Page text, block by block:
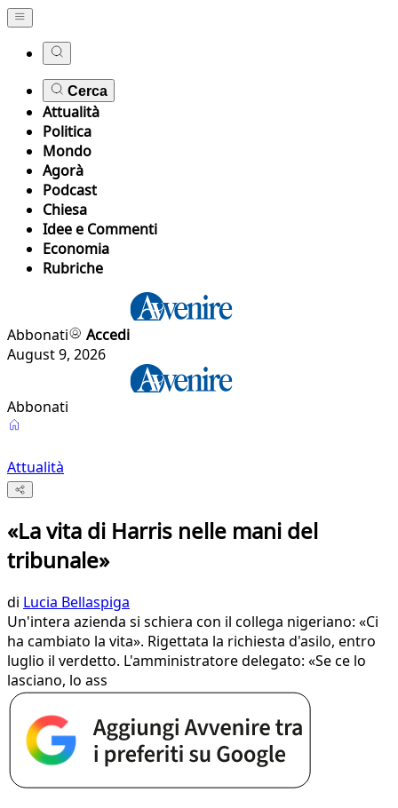
Cerca
Attualità
Politica
Mondo
Agorà
Podcast
Chiesa
Idee e Commenti
Economia
Rubriche
Abbonati
Accedi
August 9, 2026
Abbonati
Attualità
«La vita di Harris nelle mani del
tribunale»
di Lucia Bellaspiga
Un'intera azienda si schiera con il collega nigeriano: «Ci
ha cambiato la vita». Rigettata la richiesta d'asilo, entro
luglio il verdetto. L'amministratore delegato: «Se ce lo
lasciano, lo ass